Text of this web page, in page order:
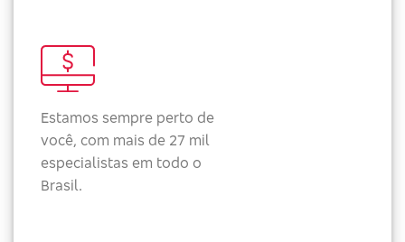
Estamos sempre perto de
você, com mais de 27 mil
especialistas em todo o
Brasil.